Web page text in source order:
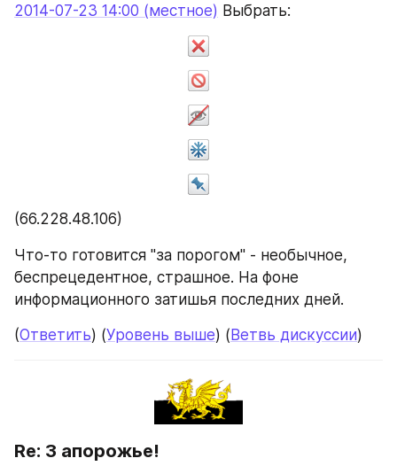
2014-07-23 14:00 (местное) Выбрать:
(66.228.48.106)
Что-то готовится "за порогом" - необычное,
беспрецедентное, страшное. На фоне
информационного затишья последних дней.
(Ответить) (Уровень выше) (Ветвь дискуссии)
Re: З апорожье!